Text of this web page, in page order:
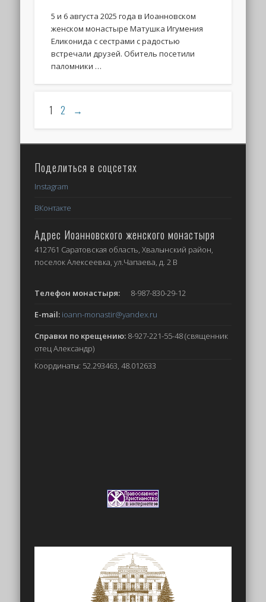
5 и 6 августа 2025 года в Иоанновском
женском монастыре Матушка Игумения
Еликонида с сестрами с радостью
встречали друзей. Обитель посетили
паломники …
1 2 →
Поделиться в соцсетях
Instagram
ВКонтакте
Адрес Иоанновского женского монастыря
412761 Саратовская область, Хвалынский район,
поселок Алексеевка, ул.Чапаева, д. 2 В
Телефон монастыря:
8-987-830-29-12
E-mail: ioann-monastir@yandex.ru
Справки по крещению: 8-927-221-55-48 (священник
отец Александр)
Координаты: 52.293463, 48.012633